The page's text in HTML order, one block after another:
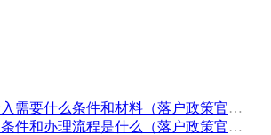
中山市户口迁入需要什么条件和材料（落户政策官方解读）
洛阳户口迁入条件和办理流程是什么（落户政策官方问答汇总）